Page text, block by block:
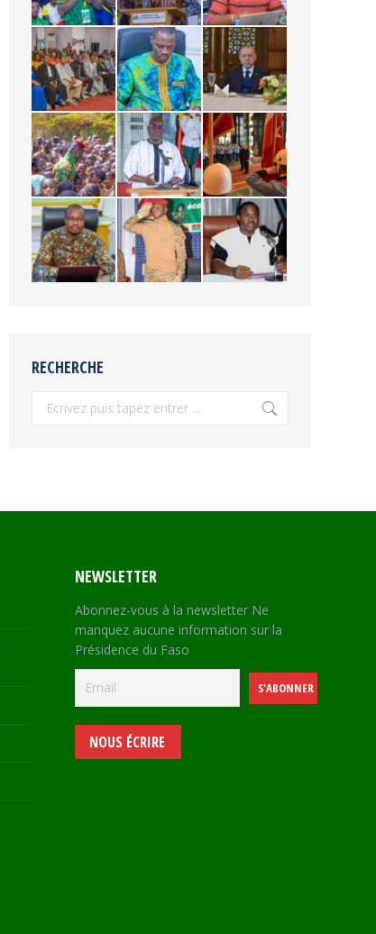
RECHERCHE
Recherche
NEWSLETTER
Abonnez-vous à la newsletter Ne
manquez aucune information sur la
Présidence du Faso
NOUS ÉCRIRE